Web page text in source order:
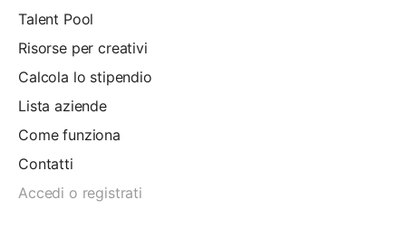
Talent Pool
Risorse per creativi
Calcola lo stipendio
Lista aziende
Come funziona
Contatti
Accedi o registrati